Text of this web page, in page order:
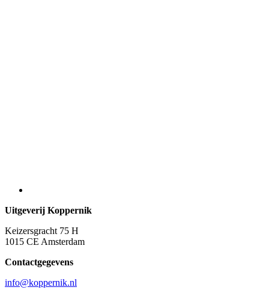
Uitgeverij Koppernik
Keizersgracht 75 H
1015 CE Amsterdam
Contactgegevens
info@koppernik.nl